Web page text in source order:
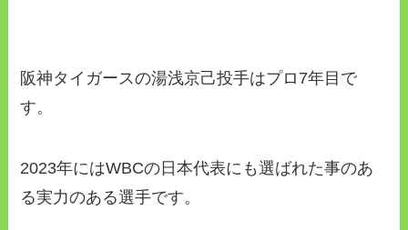
阪神タイガースの湯浅京己投手はプロ7年目で
す。
2023年にはWBCの日本代表にも選ばれた事のあ
る実力のある選手です。